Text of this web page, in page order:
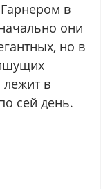
в
они
но в
лежит в
сей день.